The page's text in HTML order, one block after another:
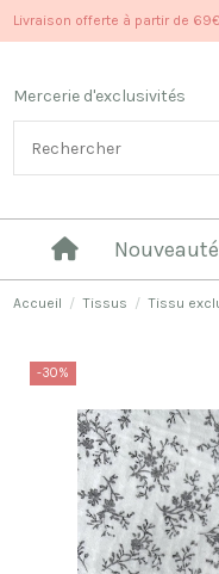
Livraison offerte à partir de
Mercerie d'exclusivités
Accueil Tissus Tissu
-30%